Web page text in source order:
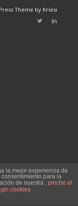
Theme by Kriesi
la mejor experiencia de
para la
de nuestra , pinche el
cookies